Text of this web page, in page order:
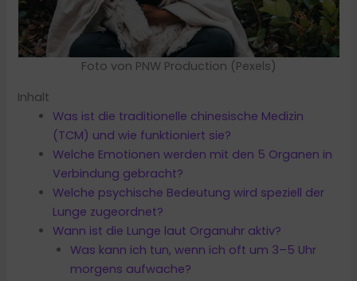
Foto von PNW Production (Pexels)
Inhalt
Was ist die traditionelle chinesische Medizin
(TCM) und wie funktioniert sie?
Welche Emotionen werden mit den 5 Organen in
Verbindung gebracht?
Welche psychische Bedeutung wird speziell der
Lunge zugeordnet?
Wann ist die Lunge laut Organuhr aktiv?
Was kann ich tun, wenn ich oft um 3–5 Uhr
morgens aufwache?